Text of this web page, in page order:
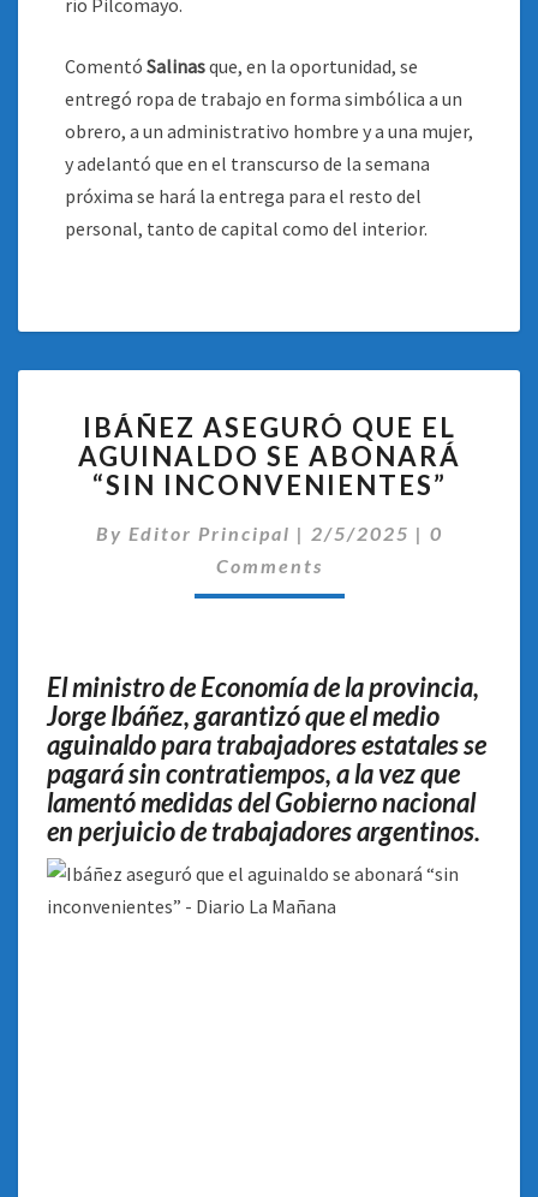
río Pilcomayo.
Comentó Salinasque, en la oportunidad, se
entregó ropa de trabajo en forma simbólica a un
obrero, a un administrativo hombre y a una mujer,
y adelantó que en el transcurso de la semana
próxima se hará la entrega para el resto del
personal, tanto de capital como del interior.
ASEGURÓ
QUE
EL
SE
ABONARÁ
IBÁÑEZ ASEGURÓ QUE EL
AGUINALDO SE ABONARÁ
“SIN INCONVENIENTES”
By Editor Principal | 2/5/2025 | 0
Comments
El ministro de Economía de la provincia,
Jorge Ibáñez, garantizó que el medio
aguinaldo para trabajadores estatales se
pagará sin contratiempos, a la vez que
lamentó medidas del Gobierno nacional
en perjuicio de trabajadores argentinos.